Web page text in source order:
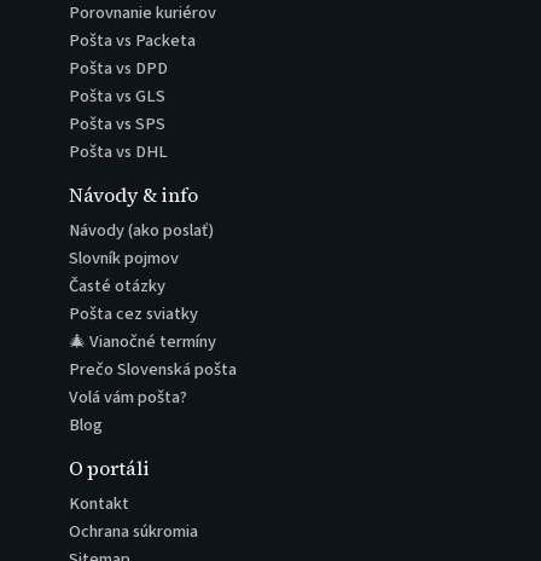
Porovnanie kuriérov
Pošta vs Packeta
Pošta vs DPD
Pošta vs GLS
Pošta vs SPS
Pošta vs DHL
Návody & info
Návody (ako poslať)
Slovník pojmov
Časté otázky
Pošta cez sviatky
🎄 Vianočné termíny
Prečo Slovenská pošta
Volá vám pošta?
Blog
O portáli
Kontakt
Ochrana súkromia